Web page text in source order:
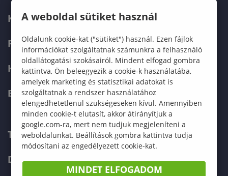
KÉPZÉSEK
FELVÉTELIZŐKNEK
HALLGATÓKNAK
ERASMUS+
TELEFONKÖNYV
DOKUMENTUMOK
A weboldal sütiket használ
Oldalunk cookie-kat ("sütiket") használ. Ezen fájlok
információkat szolgáltatnak számunkra a felhasználó
oldallátogatási szokásairól. Mindent elfogad gombra
kattintva, Ön beleegyezik a cookie-k használatába,
amelyek marketing és statisztikai adatokat is
szolgáltatnak a rendszer használatához
elengedhetetlenül szükségeseken kívül. Amennyiben
minden cookie-t elutasít, akkor átirányítjuk a
google.com-ra, mert nem tudjuk megjeleníteni a
weboldalunkat. Beállítások gombra kattintva tudja
módosítani az engedélyezett cookie-kat.
MINDET ELFOGADOM